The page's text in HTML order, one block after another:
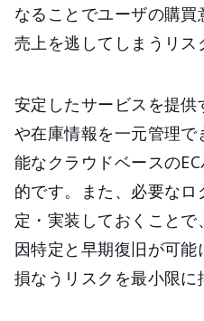
なることでユーザの購
売上を逃してしまうリス
安定したサービスを提
や在庫情報を一元管理
能なクラウドベースの
的です。また、必要な
定・実装しておくこと
因特定と早期復旧が可
損なうリスクを最小限に